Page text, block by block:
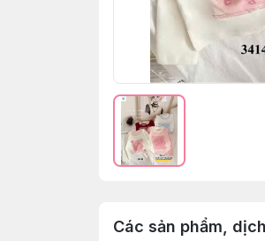
Các sản phẩm,